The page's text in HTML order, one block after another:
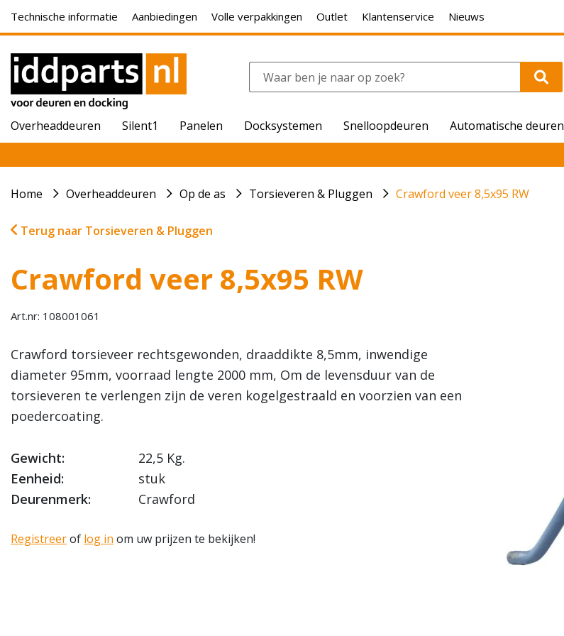
Technische informatie Aanbiedingen Volle verpakkingen Outlet Klantenservice Nieuws
Overheaddeuren Silent1 Panelen Docksystemen Snelloopdeuren Automatische deuren
Home Overheaddeuren Op de as Torsieveren & Pluggen Crawford veer 8,5x95 RW
Terug naar Torsieveren & Pluggen
Crawford veer 8,5x95 RW
Art.nr: 108001061
Crawford torsieveer rechtsgewonden, draaddikte 8,5mm, inwendige
diameter 95mm, voorraad lengte 2000 mm, Om de levensduur van de
torsieveren te verlengen zijn de veren kogelgestraald en voorzien van een
poedercoating.
Gewicht:
22,5 Kg.
Eenheid:
stuk
Deurenmerk:
Crawford
Registreerof log in om uw prijzen te bekijken!